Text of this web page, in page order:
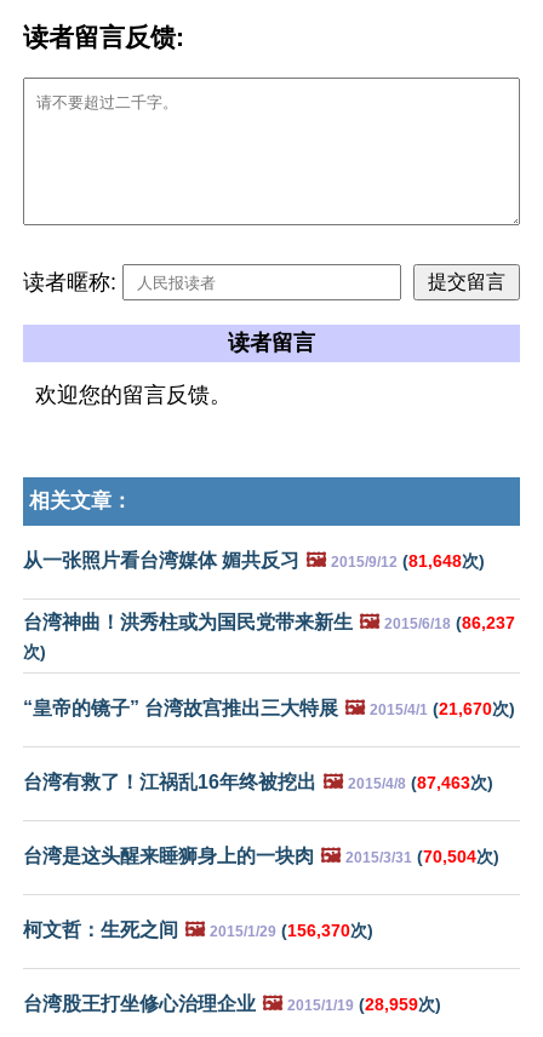
读者留言反馈:
读者暱称:
读者留言
欢迎您的留言反馈。
相关文章：
从一张照片看台湾媒体 媚共反习 🖼️ 2015/9/12 (81,648次)
台湾神曲！洪秀柱或为国民党带来新生 🖼️ 2015/6/18 (86,237
次)
“皇帝的镜子” 台湾故宫推出三大特展 🖼️ 2015/4/1 (21,670次)
台湾有救了！江祸乱16年终被挖出 🖼️ 2015/4/8 (87,463次)
台湾是这头醒来睡狮身上的一块肉 🖼️ 2015/3/31 (70,504次)
柯文哲：生死之间 🖼️ 2015/1/29 (156,370次)
台湾股王打坐修心治理企业 🖼️ 2015/1/19 (28,959次)